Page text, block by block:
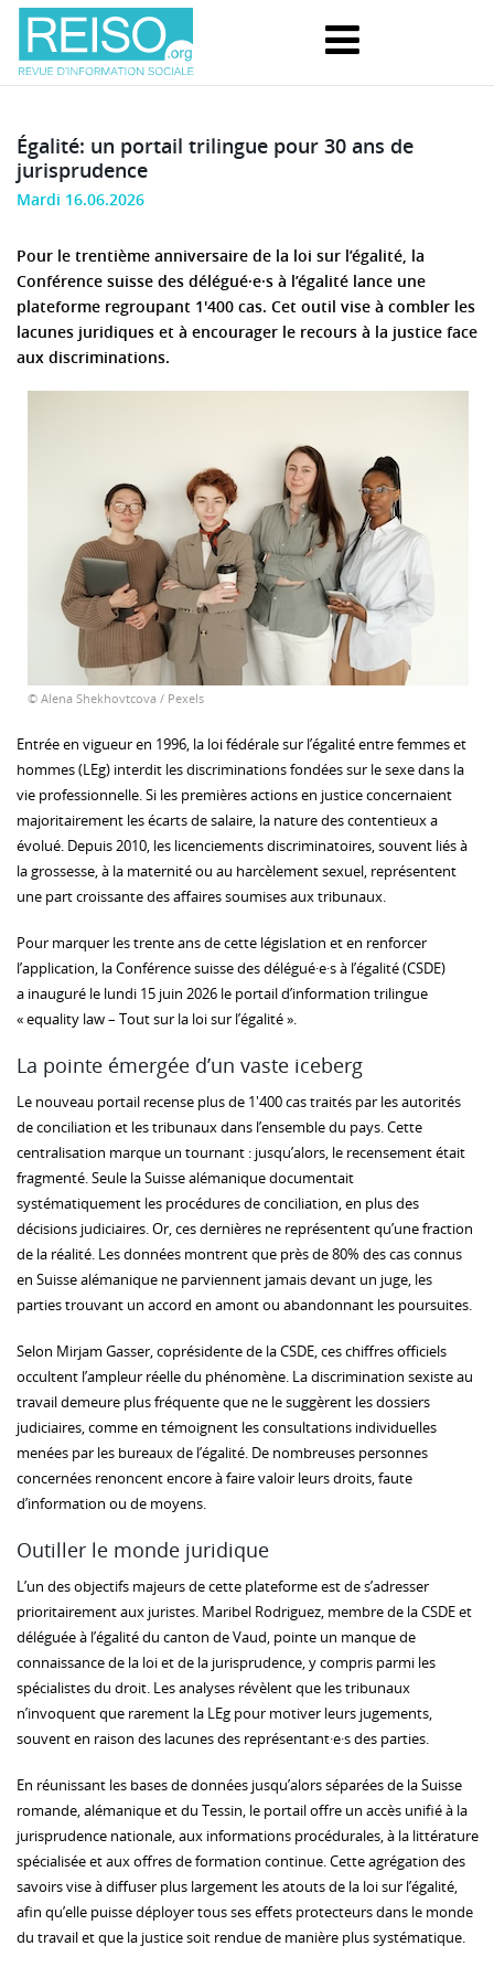
Égalité: un portail trilingue pour 30 ans de
jurisprudence
Mardi 16.06.2026
Pour le trentième anniversaire de la loi sur l’égalité, la
Conférence suisse des délégué·e·s à l’égalité lance une
plateforme regroupant 1'400 cas. Cet outil vise à combler les
lacunes juridiques et à encourager le recours à la justice face
aux discriminations.
© Alena Shekhovtcova / Pexels
Entrée en vigueur en 1996, la loi fédérale sur l’égalité entre femmes et
hommes (LEg) interdit les discriminations fondées sur le sexe dans la
vie professionnelle. Si les premières actions en justice concernaient
majoritairement les écarts de salaire, la nature des contentieux a
évolué. Depuis 2010, les licenciements discriminatoires, souvent liés à
la grossesse, à la maternité ou au harcèlement sexuel, représentent
une part croissante des affaires soumises aux tribunaux.
Pour marquer les trente ans de cette législation et en renforcer
l’application, la Conférence suisse des délégué·e·s à l’égalité (CSDE)
a inauguré le lundi 15 juin 2026 le portail d’information trilingue
« equality law – Tout sur la loi sur l’égalité ».
La pointe émergée d’un vaste iceberg
Le nouveau portail recense plus de 1'400 cas traités par les autorités
de conciliation et les tribunaux dans l’ensemble du pays. Cette
centralisation marque un tournant : jusqu’alors, le recensement était
fragmenté. Seule la Suisse alémanique documentait
systématiquement les procédures de conciliation, en plus des
décisions judiciaires. Or, ces dernières ne représentent qu’une fraction
de la réalité. Les données montrent que près de 80% des cas connus
en Suisse alémanique ne parviennent jamais devant un juge, les
parties trouvant un accord en amont ou abandonnant les poursuites.
Selon Mirjam Gasser, coprésidente de la CSDE, ces chiffres officiels
occultent l’ampleur réelle du phénomène. La discrimination sexiste au
travail demeure plus fréquente que ne le suggèrent les dossiers
judiciaires, comme en témoignent les consultations individuelles
menées par les bureaux de l’égalité. De nombreuses personnes
concernées renoncent encore à faire valoir leurs droits, faute
d’information ou de moyens.
Outiller le monde juridique
L’un des objectifs majeurs de cette plateforme est de s’adresser
prioritairement aux juristes. Maribel Rodriguez, membre de la CSDE et
déléguée à l’égalité du canton de Vaud, pointe un manque de
connaissance de la loi et de la jurisprudence, y compris parmi les
spécialistes du droit. Les analyses révèlent que les tribunaux
n’invoquent que rarement la LEg pour motiver leurs jugements,
souvent en raison des lacunes des représentant·e·s des parties.
En réunissant les bases de données jusqu’alors séparées de la Suisse
romande, alémanique et du Tessin, le portail offre un accès unifié à la
jurisprudence nationale, aux informations procédurales, à la littérature
spécialisée et aux offres de formation continue. Cette agrégation des
savoirs vise à diffuser plus largement les atouts de la loi sur l’égalité,
afin qu’elle puisse déployer tous ses effets protecteurs dans le monde
du travail et que la justice soit rendue de manière plus systématique.